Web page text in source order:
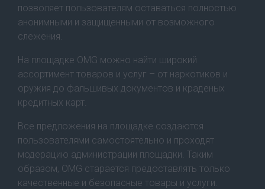
позволяет пользователям оставаться полностью
анонимными и защищенными от возможного
слежения.
На площадке OMG можно найти широкий
ассортимент товаров и услуг – от наркотиков и
оружия до фальшивых документов и краденых
кредитных карт.
Все предложения на площадке создаются
пользователями самостоятельно и проходят
модерацию администрации площадки. Таким
образом, OMG старается предоставлять только
качественные и безопасные товары и услуги.